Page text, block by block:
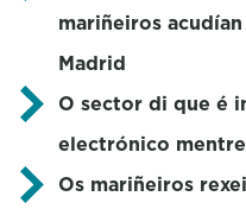
mariñeiros
Madrid
O sector di que é
electrónico
Os mariñeiros